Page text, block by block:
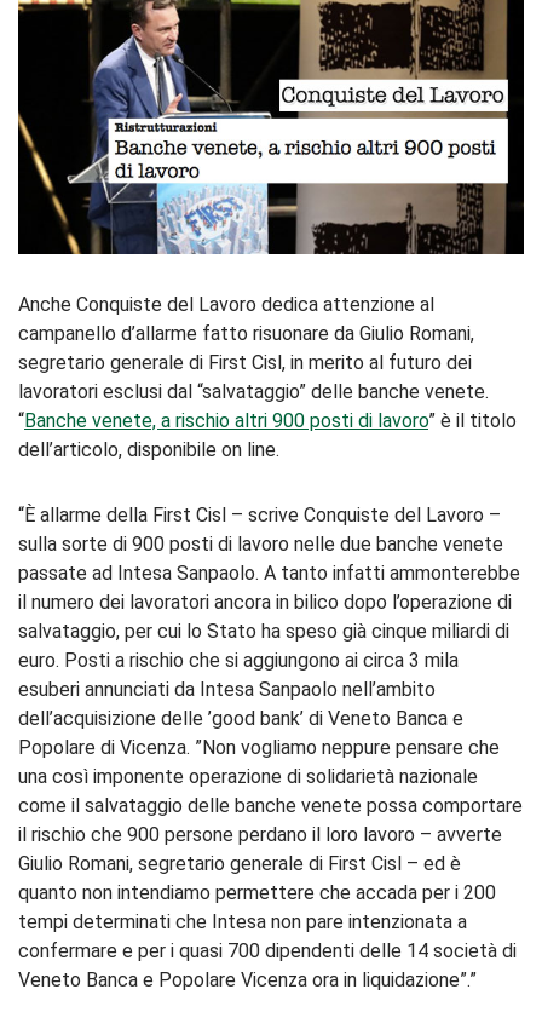
Anche Conquiste del Lavoro dedica attenzione al
campanello d’allarme fatto risuonare da Giulio Romani,
segretario generale di First Cisl, in merito al futuro dei
lavoratori esclusi dal “salvataggio” delle banche venete.
“Banche venete, a rischio altri 900 posti di lavoro” è il titolo
dell’articolo, disponibile on line.
“È allarme della First Cisl – scrive Conquiste del Lavoro –
sulla sorte di 900 posti di lavoro nelle due banche venete
passate ad Intesa Sanpaolo. A tanto infatti ammonterebbe
il numero dei lavoratori ancora in bilico dopo l’operazione di
salvataggio, per cui lo Stato ha speso già cinque miliardi di
euro. Posti a rischio che si aggiungono ai circa 3 mila
esuberi annunciati da Intesa Sanpaolo nell’ambito
dell’acquisizione delle ’good bank’ di Veneto Banca e
Popolare di Vicenza. ”Non vogliamo neppure pensare che
una così imponente operazione di solidarietà nazionale
come il salvataggio delle banche venete possa comportare
il rischio che 900 persone perdano il loro lavoro – avverte
Giulio Romani, segretario generale di First Cisl – ed è
quanto non intendiamo permettere che accada per i 200
tempi determinati che Intesa non pare intenzionata a
confermare e per i quasi 700 dipendenti delle 14 società di
Veneto Banca e Popolare Vicenza ora in liquidazione”.”